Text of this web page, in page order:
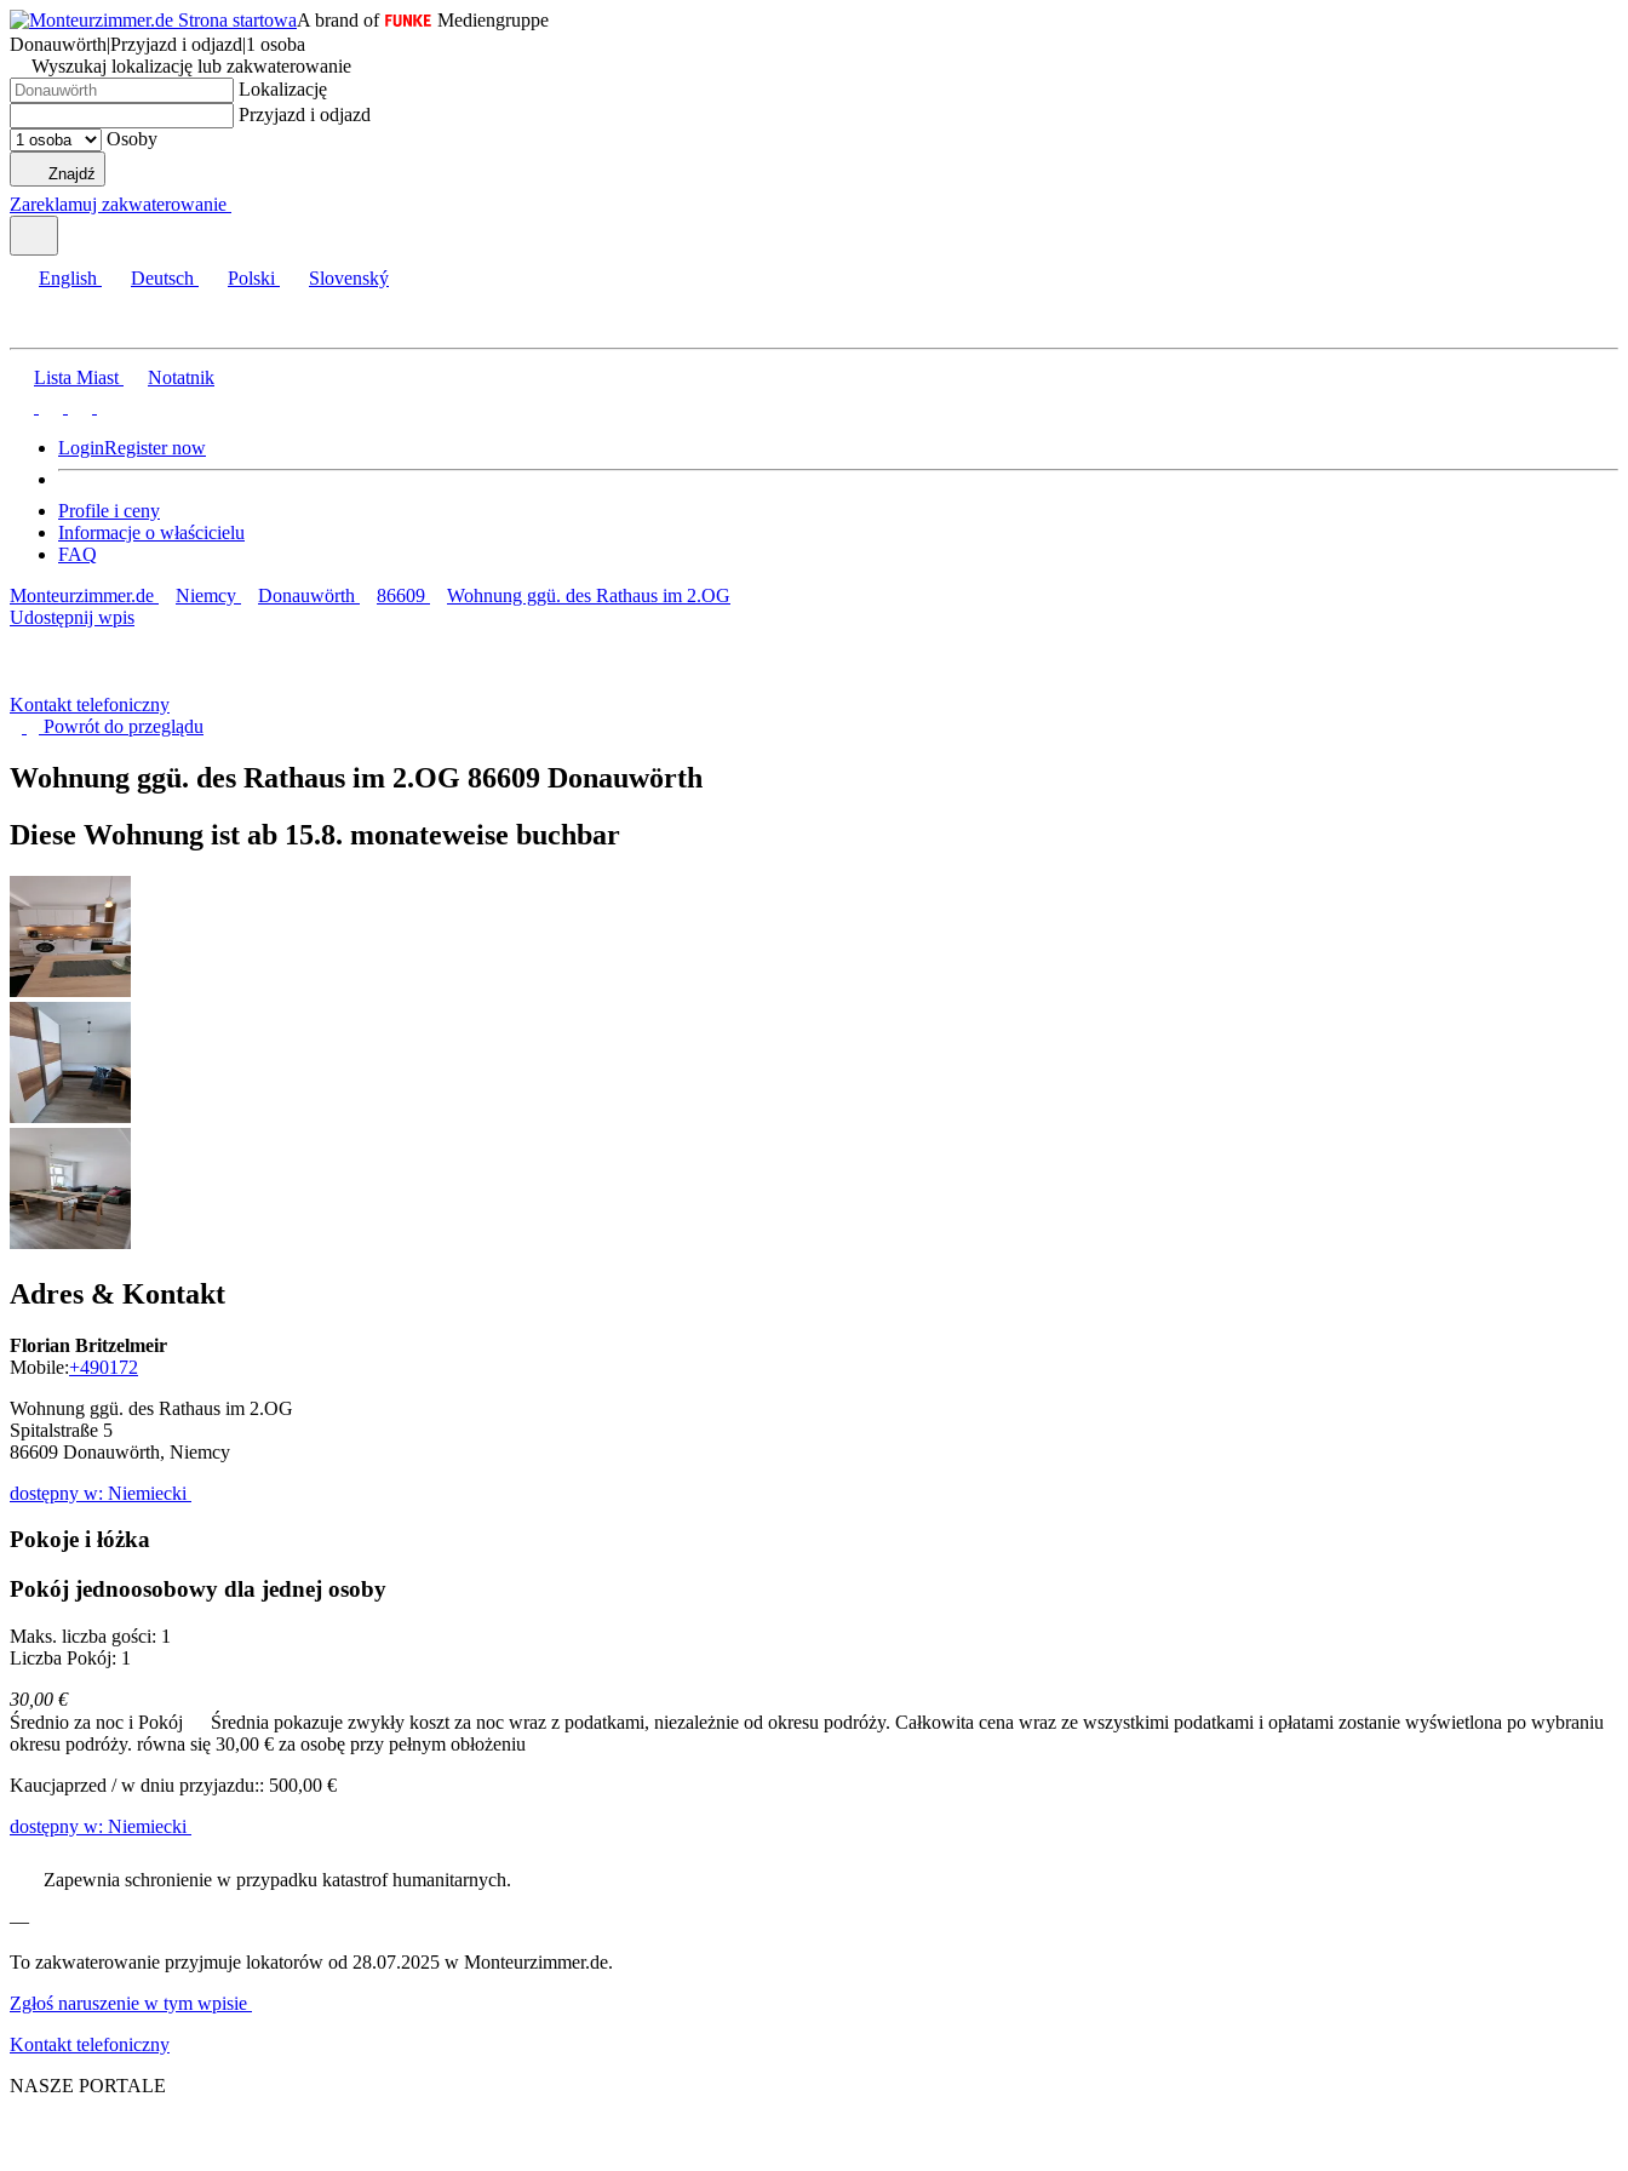
A brand of
Mediengruppe
Donauwörth|Przyjazd i odjazd|1 osoba
Wyszukaj lokalizację lub zakwaterowanie
Lokalizację
Przyjazd i odjazd
Osoby
Znajdź
Zareklamuj zakwaterowanie
English Deutsch Polski Slovenský
Lista Miast Notatnik
LoginRegister now
Profile i ceny
Informacje o właścicielu
FAQ
Monteurzimmer.de
Niemcy Donauwörth 86609
Wohnung ggü. des Rathaus im 2.OG
Udostępnij wpis
Kontakt telefoniczny
Powrót do przeglądu
Wohnung ggü. des Rathaus im 2.OG 86609 Donauwörth
Diese Wohnung ist ab 15.8. monateweise buchbar
Adres & Kontakt
Florian Britzelmeir
Mobile:+490172
Wohnung ggü. des Rathaus im 2.OG
Spitalstraße 5
86609 Donauwörth, Niemcy
dostępny w: Niemiecki
Pokoje i łóżka
Pokój jednoosobowy dla jednej osoby
Maks. liczba gości: 1
Liczba Pokój: 1
30,00 €
Średnio za noc i Pokój
Średnia pokazuje zwykły koszt za noc wraz z podatkami, niezależnie od okresu podróży. Całkowita cena wraz ze wszystkimi podatkami i opłatami zostanie wyświetlona po wybraniu
okresu podróży. równa się 30,00 € za osobę przy pełnym obłożeniu
Kaucjaprzed / w dniu przyjazdu:: 500,00 €
dostępny w: Niemiecki
Zapewnia schronienie w przypadku katastrof humanitarnych.
—
To zakwaterowanie przyjmuje lokatorów od 28.07.2025 w Monteurzimmer.de.
Zgłoś naruszenie w tym wpisie
Kontakt telefoniczny
NASZE PORTALE